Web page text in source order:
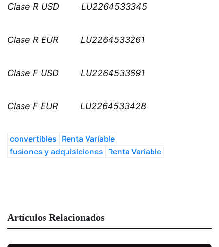
Clase R USD LU2264533345
Clase R EUR LU2264533261
Clase F USD LU2264533691
Clase F EUR LU2264533428
convertibles Renta Variable
fusiones y adquisiciones Renta Variable
Artículos Relacionados